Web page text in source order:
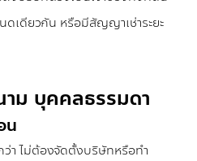
นดเดียวกัน หรือมีสัญญาเช่าระยะ
ม บุคคลธรรมดา
น
ว่า ไม่ต้องจัดตั้งบริษัทหรือทำ